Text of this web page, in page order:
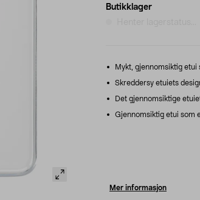
Butikklager
Mykt, gjennomsiktig
Skreddersy etuiets
Det gjennomsiktige
Gjennomsiktig etui som
Mer informasjon